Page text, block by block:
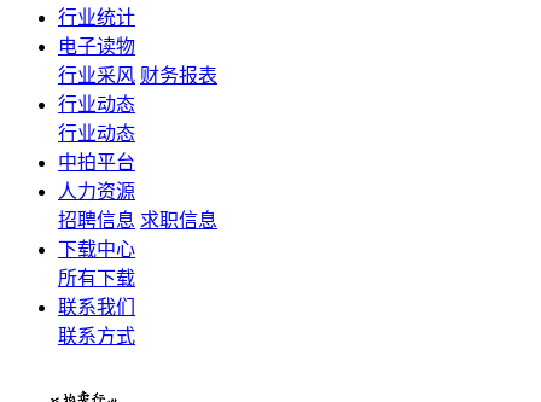
行业统计
电子读物
行业采风 财务报表
行业动态
行业动态
中拍平台
人力资源
招聘信息 求职信息
下载中心
所有下载
联系我们
联系方式